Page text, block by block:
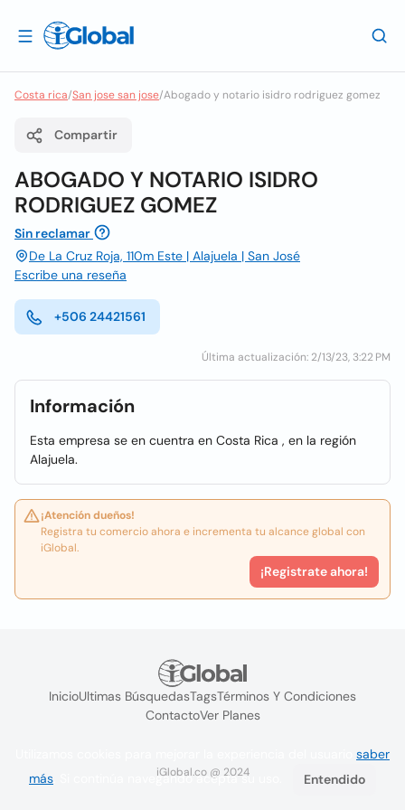
Costa rica/San jose san jose/Abogado y notario isidro rodriguez gomez
Compartir
ABOGADO Y NOTARIO ISIDRO
RODRIGUEZ GOMEZ
Sin reclamar
De La Cruz Roja, 110m Este | Alajuela | San José
Escribe una reseña
+506 24421561
Última actualización: 2/13/23, 3:22 PM
Información
Esta empresa se en cuentra en Costa Rica , en la región
Alajuela.
¡Atención dueños!
Registra tu comercio ahora e incrementa tu alcance global con
iGlobal.
¡Registrate ahora!
InicioUltimas BúsquedasTagsTérminos Y Condiciones
ContactoVer Planes
iGlobal.co @ 2024
saber
más . Si continúa navegando acepta su uso. Entendido